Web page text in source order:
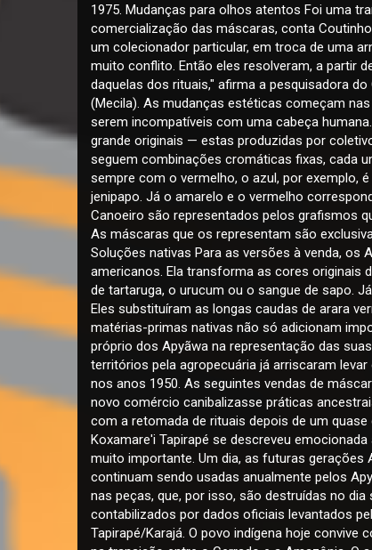
1975. Mudanças para olhos atentos Foi uma
comercialização das máscaras, conta
um colecionador particular, em troca de uma
muito conflito. Então eles resolveram, a partir
daquelas dos rituais," afirma a pesquisadora
(Mecila). As mudanças estéticas começam
serem incompatíveis com uma cabeça
grande originais — estas produzidas por
seguem combinações cromáticas fixas, cada
sempre com o vermelho, o azul, por exemplo,
jenipapo. Já o amarelo e o vermelho
Canoeiro são representados pelos grafismos
As máscaras que os representam são
Soluções nativas Para as versões à venda, os
americanos. Ela transforma as cores originais
de tartaruga, o urucum ou o sangue de sapo.
Eles substituíram as longas caudas de arara
matérias-primas nativas não só adicionam
próprio dos Apyãwa na representação das
territórios pela agropecuária já arriscaram
nos anos 1950. As seguintes vendas de
novo comércio canibalizasse práticas
com a retomada de rituais depois de um
Koxamare'i Tapirapé se descreveu
muito importante. Um dia, as futuras gerações
continuam sendo usadas anualmente pelos
nas peças, que, por isso, são destruídas no
contabilizados por dados oficiais levantados
Tapirapé/Karajá. O povo indígena hoje